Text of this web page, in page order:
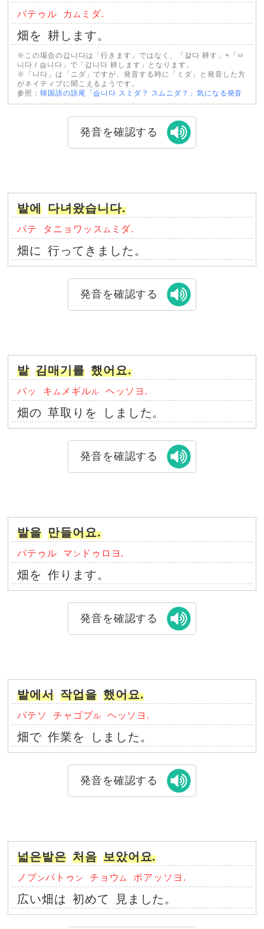
パテゥル カ ム ミダ.
畑を 耕します。
※この場合の갑니다は「行きます」ではなく、「갈다 耕す」+「ㅂ
니다 / 습니다」で「갑니다 耕します」となります。
※「니다」は「ニダ」ですが、発音する時に「ミダ」と発音した方
がネイティブに聞こえるようです。
参照：韓国語の語尾「습니다 スミダ？ スムニダ？」気になる発音
発音を確認する
밭에 다녀왔습니다.
パテ タニョワッス ム ミダ.
畑に 行ってきました。
発音を確認する
밭 김매기를 했어요.
パッ キ ム メギルル ヘッソヨ.
畑の 草取りを しました。
発音を確認する
밭을 만들어요.
パテゥル マ ン ドゥロヨ.
畑を 作ります。
発音を確認する
밭에서 작업을 했어요.
パテソ チャゴブル ヘッソヨ.
畑で 作業を しました。
発音を確認する
넓은밭은 처음 보았어요.
ノプンパトゥ ン チョウ ム ポアッソヨ.
広い畑は 初めて 見ました。